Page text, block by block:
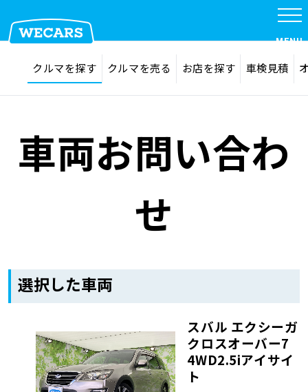
在庫検索 サイト内検索
MENU
クルマを探す
クルマを売る
車検見積
車検料金・メニュー
オイル交換・点検・整備予約
お役立ち情報
クルマを探す クルマを売る お店を探す 車検見積
車両お問い合わ
せ
選択した車両
スバル エクシーガ
クロスオーバー7
4WD2.5iアイサイ
ト